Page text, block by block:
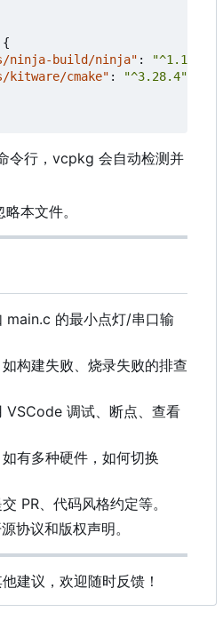
{
ninja-build/ninja" : "^1.12.0"
kitware/cmake" :
"^3.28.4"
令行，vcpkg 会自动检测并
本文件。
main.c 的最小点灯/串口输
如构建失败、烧录失败的排查
VSCode 调试、断点、查看
如有多种硬件，如何切换
交 PR、代码风格约定等。
源协议和版权声明。
建议，欢迎随时反馈！